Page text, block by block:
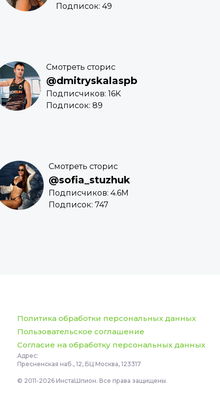
Подписок: 49
Смотреть сторис
@dmitryskalaspb
Подписчиков: 16K
Подписок: 89
Смотреть сторис
@sofia_stuzhuk
Подписчиков: 4.6M
Подписок: 747
Политика обработки персональных данных
Пользовательское соглашение
Согласие на обработку персональных данных
Адрес:
Пресненская наб., 12, БЦ Москва, 123317
© 2011-2026 ИнстаШпион. Все права защищены.